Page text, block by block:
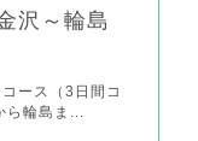
沢～輪島
ース（3日間コ
輪島ま...